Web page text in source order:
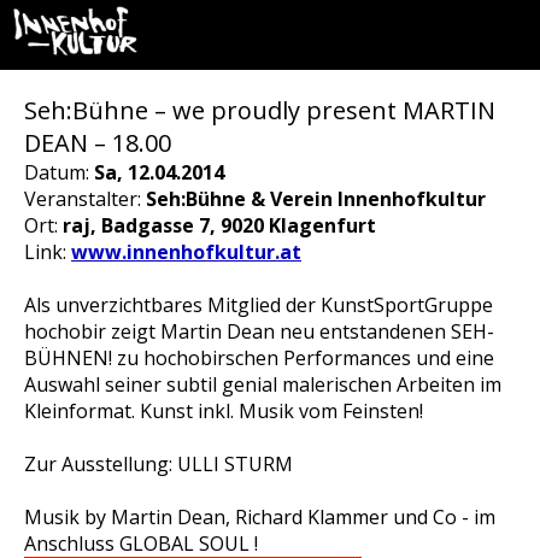
Seh:Bühne – we proudly present MARTIN
DEAN – 18.00
Datum: Sa, 12.04.2014
Veranstalter: Seh:Bühne & Verein Innenhofkultur
Ort: raj, Badgasse 7, 9020 Klagenfurt
Link: www.innenhofkultur.at
Als unverzichtbares Mitglied der KunstSportGruppe
hochobir zeigt Martin Dean neu entstandenen SEH-
BÜHNEN! zu hochobirschen Performances und eine
Auswahl seiner subtil genial malerischen Arbeiten im
Kleinformat. Kunst inkl. Musik vom Feinsten!
Zur Ausstellung: ULLI STURM
Musik by Martin Dean, Richard Klammer und Co - im
Anschluss GLOBAL SOUL !